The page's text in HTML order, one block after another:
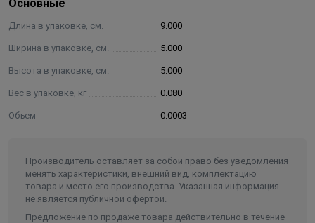
атм.
корпус;
запрессовывающая втулка;
Герметичность соединения обеспечивается упругим
уплотнительным резиновым кольцом, которое
удерживается запрессовывающейся втулкой. В свою
очередь, зажимное кольцо, изготовленное из
Основные
Длина в упаковке, см. 9.000
Ширина в упаковке, см. 5.000
Высота в упаковке, см. 5.000
Вес в упаковке, кг 0.080
Объем 0.0003
Производитель оставляет за собой право без уведомления
менять характеристики, внешний вид, комплектацию
товара и место его производства. Указанная информация
не является публичной офертой.
Предложение по продаже товара действительно в течение